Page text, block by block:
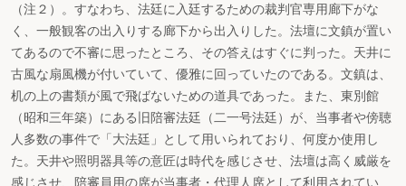
（注２）。すなわち、法廷に入廷するための裁判官専用廊下がな
く、一般観客の出入りする廊下から出入りした。法壇に文鎮が置い
てあるので不審に思ったところ、その答えはすぐに判った。天井に
古風な扇風機が付いていて、優雅に回っていたのである。文鎮は、
机の上の書類が風で飛ばないための道具であった。また、東別館
（昭和三年築）にある旧陪審法廷（二一号法廷）が、当事者や傍聴
人多数の事件で「大法廷」として用いられており、何度か使用し
た。天井や照明器具等の意匠は時代を感じさせ、法壇は高く威厳を
感じさせ、陪審員用の席が当事者・代理人席として利用されてい